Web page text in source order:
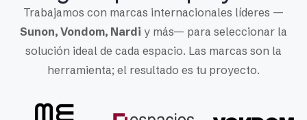
Trabajamos con marcas internacionales líderes —
Sunon, Vondom, Nardi y más— para seleccionar la
solución ideal de cada espacio. Las marcas son la
herramienta; el resultado es tu proyecto.